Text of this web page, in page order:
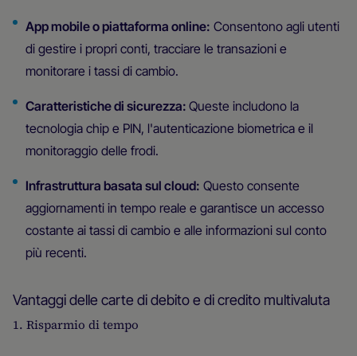
App mobile o piattaforma online: Consentono agli utenti
di gestire i propri conti, tracciare le transazioni e
monitorare i tassi di cambio.
Caratteristiche di sicurezza: Queste includono la
tecnologia chip e PIN, l'autenticazione biometrica e il
monitoraggio delle frodi.
Infrastruttura basata sul cloud: Questo consente
aggiornamenti in tempo reale e garantisce un accesso
costante ai tassi di cambio e alle informazioni sul conto
più recenti.
Vantaggi delle carte di debito e di credito multivaluta
1. Risparmio di tempo